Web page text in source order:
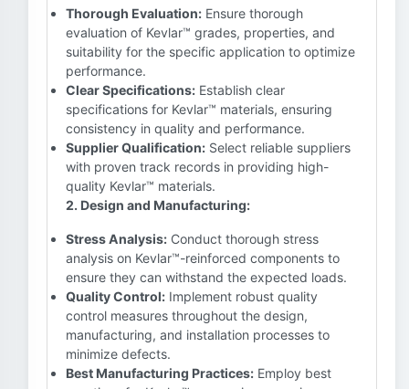
Thorough Evaluation: Ensure thorough
evaluation of Kevlar™ grades, properties, and
suitability for the specific application to optimize
performance.
Clear Specifications: Establish clear
specifications for Kevlar™ materials, ensuring
consistency in quality and performance.
Supplier Qualification: Select reliable suppliers
with proven track records in providing high-
quality Kevlar™ materials.
2. Design and Manufacturing:
Stress Analysis: Conduct thorough stress
analysis on Kevlar™-reinforced components to
ensure they can withstand the expected loads.
Quality Control: Implement robust quality
control measures throughout the design,
manufacturing, and installation processes to
minimize defects.
Best Manufacturing Practices: Employ best